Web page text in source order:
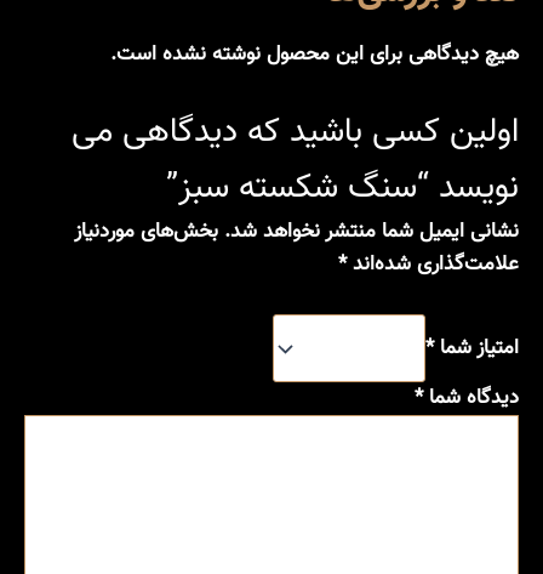
هیچ دیدگاهی برای این محصول نوشته نشده است.
اولین کسی باشید که دیدگاهی می
نویسد “سنگ شکسته سبز”
نشانی ایمیل شما منتشر نخواهد شد. بخش‌های موردنیاز
علامت‌گذاری شده‌اند*
امتیاز شما*
دیدگاه شما*